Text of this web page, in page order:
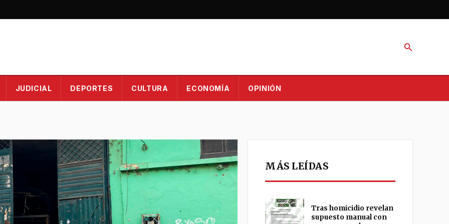
Buscar
JUDICIAL DEPORTES CULTURA ECONOMÍA OPINIÓN
MÁS LEÍDAS
Tras homicidio revelan
supuesto manual con